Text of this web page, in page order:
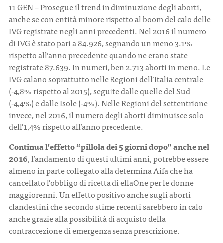
11 GEN– Prosegue il trend in diminuzione degli aborti,
anche se con entità minore rispetto al boom del calo delle
IVG registrate negli anni precedenti. Nel 2016 il numero
di IVG è stato pari a 84.926, segnando un meno 3.1%
rispetto all’anno precedente quando ne erano state
registrate 87.639. In numeri, ben 2.713 aborti in meno. Le
IVG calano soprattutto nelle Regioni dell’Italia centrale
(-4,8% rispetto al 2015), seguite dalle quelle del Sud
(-4,4%) e dalle Isole (-4%). Nelle Regioni del settentrione
invece, nel 2016, il numero degli aborti diminuisce solo
dell’1,4% rispetto all’anno precedente.
Continua l’effetto “pillola dei 5 giorni dopo” anche nel
2016, l’andamento di questi ultimi anni, potrebbe essere
almeno in parte collegato alla determina Aifa che ha
cancellato l’obbligo di ricetta di ellaOne per le donne
maggiorenni. Un effetto positivo anche sugli aborti
clandestini che secondo stime recenti sarebbero in calo
anche grazie alla possibilità di acquisto della
contraccezione di emergenza senza prescrizione.